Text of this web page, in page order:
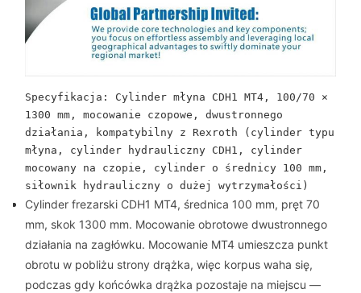
Specyfikacja: Cylinder młyna CDH1 MT4, 100/70 ×
1300 mm, mocowanie czopowe, dwustronnego
działania, kompatybilny z Rexroth (cylinder typu
młyna, cylinder hydrauliczny CDH1, cylinder
mocowany na czopie, cylinder o średnicy 100 mm,
siłownik hydrauliczny o dużej wytrzymałości)
Cylinder frezarski CDH1 MT4, średnica 100 mm, pręt 70
mm, skok 1300 mm. Mocowanie obrotowe dwustronnego
działania na zagłówku. Mocowanie MT4 umieszcza punkt
obrotu w pobliżu strony drążka, więc korpus waha się,
podczas gdy końcówka drążka pozostaje na miejscu —